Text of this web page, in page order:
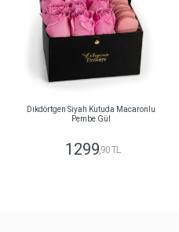
Dikdörtgen Siyah Kutuda Macaronlu
Pembe Gül
1299,90 TL